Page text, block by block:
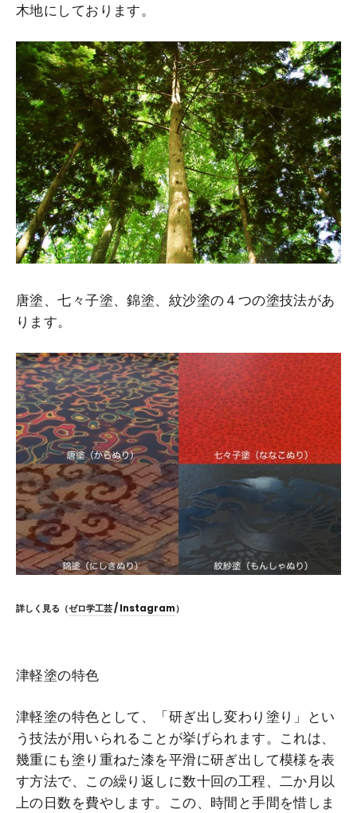
木地にしております。
唐塗、七々子塗、錦塗、紋沙塗の４つの塗技法があ
ります。
詳しく見る（ゼロ学工芸/Instagram）
津軽塗の特色
津軽塗の特色として、「研ぎ出し変わり塗り」とい
う技法が用いられることが挙げられます。これは、
幾重にも塗り重ねた漆を平滑に研ぎ出して模様を表
す方法で、この繰り返しに数十回の工程、二か月以
上の日数を費やします。この、時間と手間を惜しま